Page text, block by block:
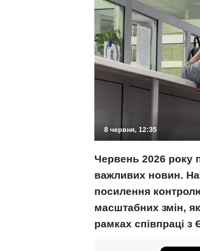
8 червня, 12:35
Червень 2026 року
важливих новин.
посилення
масштабних змін,
рамках співпраці